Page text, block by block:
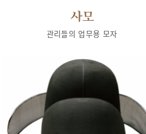
사모
관리들의 업무용 모자